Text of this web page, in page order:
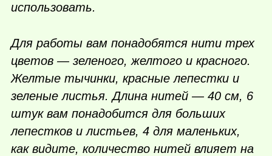
использовать.
Для работы вам понадобятся нити трех
цветов — зеленого, желтого и красного.
Желтые тычинки, красные лепестки и
зеленые листья. Длина нитей — 40 см, 6
штук вам понадобится для больших
лепестков и листьев, 4 для маленьких,
как видите, количество нитей влияет на